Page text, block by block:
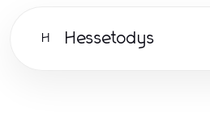
H Hessetodys